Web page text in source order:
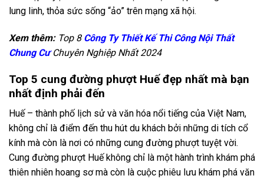
lung linh, thỏa sức sống “ảo” trên mạng xã hội.
Xem thêm: Top 8 Công Ty Thiết Kế Thi Công Nội Thất
Chung Cư Chuyên Nghiệp Nhất 2024
Top 5 cung đường phượt Huế đẹp nhất mà bạn
nhất định phải đến
Huế – thành phố lịch sử và văn hóa nổi tiếng của Việt Nam,
không chỉ là điểm đến thu hút du khách bởi những di tích cổ
kính mà còn là nơi có những cung đường phượt tuyệt vời.
Cung đường phượt Huế không chỉ là một hành trình khám phá
thiên nhiên hoang sơ mà còn là cuộc phiêu lưu khám phá văn